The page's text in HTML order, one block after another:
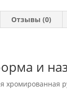
Отзывы (0)
и